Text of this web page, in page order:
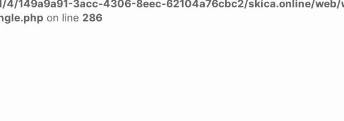
4/149a9a91-3acc-4306-8eec-62104a76cbc2/skica.online/web/
on line 286